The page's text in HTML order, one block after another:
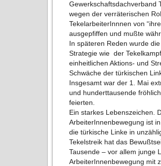
Gewerkschaftsdachverband
wegen der verräterischen
TekelarbeiterInnnen von
ausgepfiffen und mußte
In späteren Reden wurde
Strategie wie der
einheitlichen Aktions- und
Schwäche der türkischen
Insgesamt war der 1. Mai
und hunderttausende
feierten.
Ein starkes Lebenszeichen.
ArbeiterInnenbewegung ist
die türkische Linke in
Tekelstreik hat das
Tausende – vor allem junge
ArbeiterInnenbewegung mit